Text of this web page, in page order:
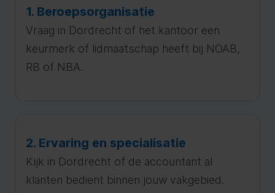
1. Beroepsorganisatie
Vraag in Dordrecht of het kantoor een
keurmerk of lidmaatschap heeft bij NOAB,
RB of NBA.
2. Ervaring en specialisatie
Kijk in Dordrecht of de accountant al
klanten bedient binnen jouw vakgebied.